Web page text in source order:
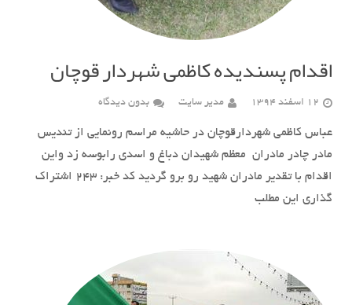
اقدام پسندیده کاظمی شهردار قوچان
12 اسفند 1394 مدیر سایت بدون دیدگاه
عباس کاظمی شهردارقوچان در حاشیه مراسم رونمایی از تندیس
مادر چادر مادران معظم شهیدان دباغ و اسدی رابوسه زد واین
اقدام با تقدیر مادران شهید رو برو گردید کد خبر: ٢۴٣ اشتراک
گذاری این مطلب